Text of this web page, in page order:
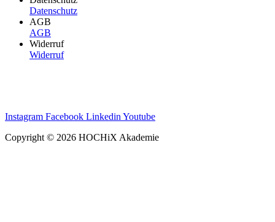
Datenschutz
AGB
AGB
Widerruf
Widerruf
Instagram Facebook Linkedin Youtube
Copyright © 2026 HOCHiX Akademie